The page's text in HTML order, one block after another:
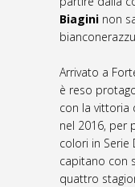
Biagini non
Arrivato a
è reso
con la vittoria
nel 2016, per
colori in Serie
capitano con
quattro